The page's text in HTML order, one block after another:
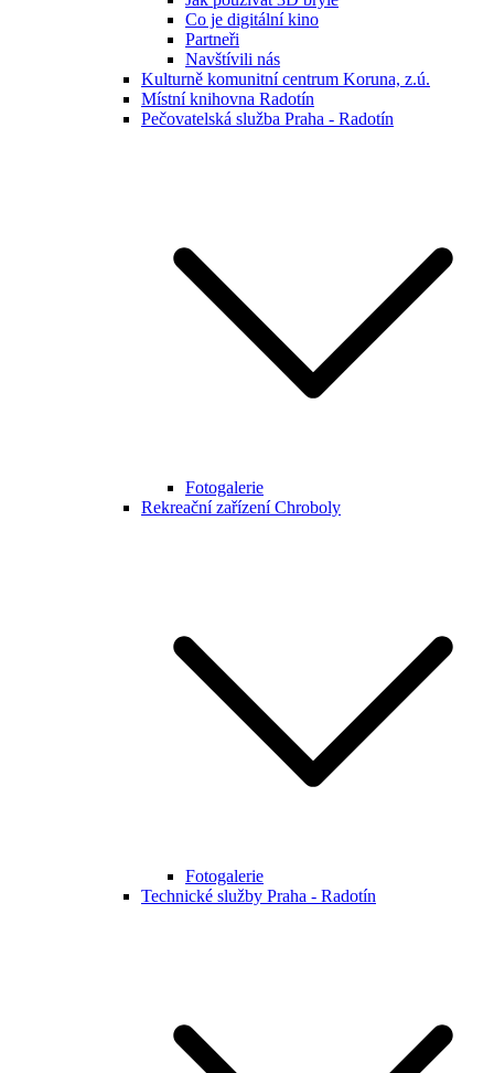
Co je digitální kino
Partneři
Navštívili nás
Kulturně komunitní centrum Koruna, z.ú.
Místní knihovna Radotín
Pečovatelská služba Praha - Radotín
Fotogalerie
Rekreační zařízení Chroboly
Fotogalerie
Technické služby Praha - Radotín